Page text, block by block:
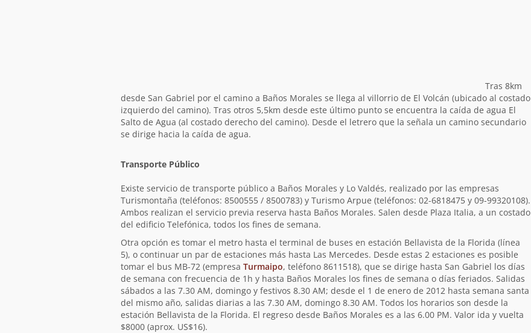
Tras 8km
desde San Gabriel por el camino a Baños Morales se llega al villorrio de El Volcán (ubicado al costado
izquierdo del camino). Tras otros 5,5km desde este último punto se encuentra la caída de agua El
Salto de Agua (al costado derecho del camino). Desde el letrero que la señala un camino secundario
se dirige hacia la caída de agua.
Transporte Público
Existe servicio de transporte público a Baños Morales y Lo Valdés, realizado por las empresas
Turismontaña (teléfonos: 8500555 / 8500783) y Turismo Arpue (teléfonos: 02-6818475 y 09-99320108).
Ambos realizan el servicio previa reserva hasta Baños Morales. Salen desde Plaza Italia, a un costado
del edificio Telefónica, todos los fines de semana.
Otra opción es tomar el metro hasta el terminal de buses en estación Bellavista de la Florida (línea
5), o continuar un par de estaciones más hasta Las Mercedes. Desde estas 2 estaciones es posible
tomar el bus MB-72 (empresa Turmaipo, teléfono 8611518), que se dirige hasta San Gabriel los días
de semana con frecuencia de 1h y hasta Baños Morales los fines de semana o días feriados. Salidas
sábados a las 7.30 AM, domingo y festivos 8.30 AM; desde el 1 de enero de 2012 hasta semana santa
del mismo año, salidas diarias a las 7.30 AM, domingo 8.30 AM. Todos los horarios son desde la
estación Bellavista de la Florida. El regreso desde Baños Morales es a las 6.00 PM. Valor ida y vuelta
$8000 (aprox. US$16).